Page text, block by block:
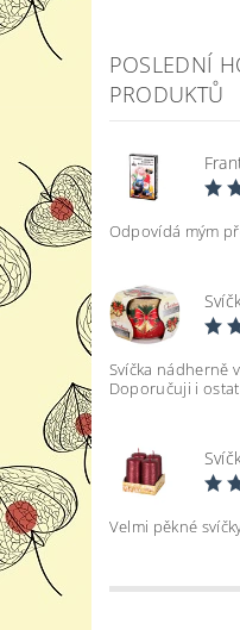
POSLEDNÍ
PRODUKTŮ
Odpovídá mým
Svíčka nádherně
Doporučuji i
Velmi pěkné